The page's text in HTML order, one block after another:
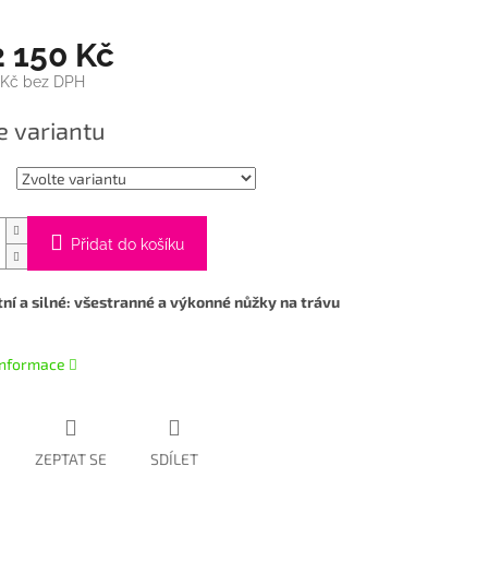
150 Kč
bez DPH
variantu
Přidat do košíku
a silné: všestranné a výkonné nůžky na trávu
ZEPTAT SE SDÍLET